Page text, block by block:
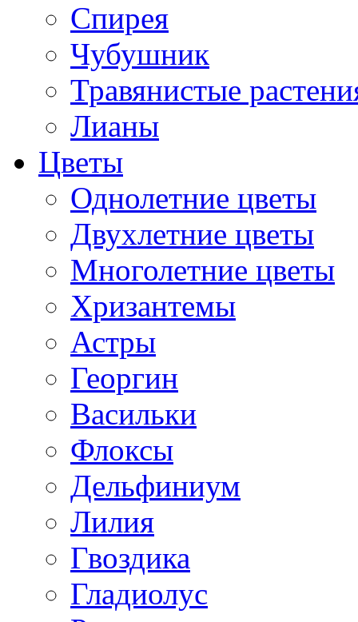
Спирея
Чубушник
Травянистые
Лианы
Цветы
Однолетние цветы
Двухлетние цветы
Многолетние цветы
Хризантемы
Астры
Георгин
Васильки
Флоксы
Дельфиниум
Лилия
Гвоздика
Гладиолус